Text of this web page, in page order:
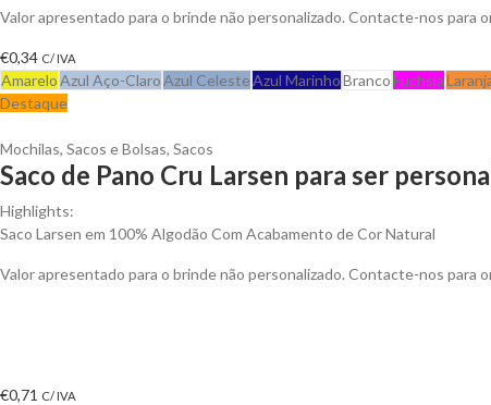
Valor apresentado para o brinde não personalizado. Contacte-nos para
€0,34 C/ IVA
AmareloAzul Aço-ClaroAzul CelesteAzul MarinhoBrancoFuchsia
Destaque
Mochilas, Sacos e Bolsas, Sacos
Saco de Pano Cru Larsen para ser
Highlights:
Saco Larsen em 100% Algodão Com Acabamento de Cor Natural
Valor apresentado para o brinde não personalizado. Contacte-nos para
€0,71 C/ IVA